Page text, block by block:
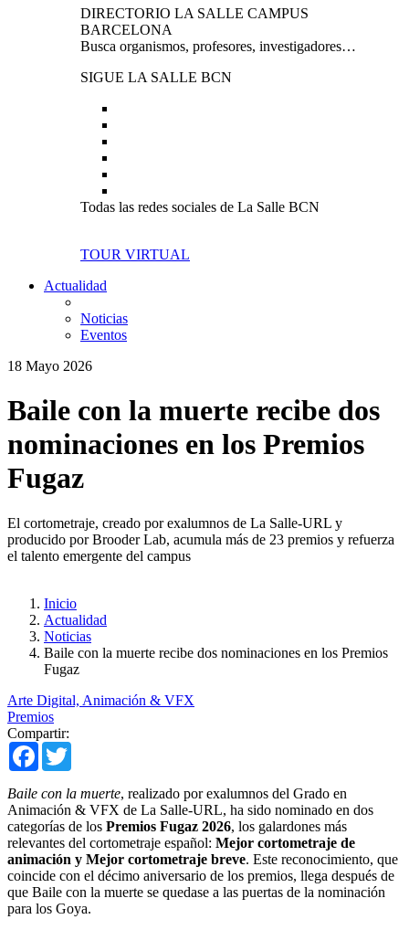
DIRECTORIO LA SALLE CAMPUS
BARCELONA
Busca organismos, profesores, investigadores…
SIGUE LA SALLE BCN
Todas las redes sociales de La Salle BCN
TOUR VIRTUAL
Actualidad
Noticias
Eventos
18 Mayo 2026
Baile con la muerte recibe dos
nominaciones en los Premios
Fugaz
El cortometraje, creado por exalumnos de La Salle-URL y
producido por Brooder Lab, acumula más de 23 premios y refuerza
el talento emergente del campus
Inicio
Actualidad
Noticias
Baile con la muerte recibe dos nominaciones en los Premios
Fugaz
Arte Digital, Animación & VFX
Premios
Compartir:
Facebook
Baile con la muerte, realizado por exalumnos del Grado en
Animación & VFX de La Salle-URL, ha sido nominado en dos
categorías de los Premios Fugaz 2026, los galardones más
relevantes del cortometraje español: Mejor cortometraje de
animación y Mejor cortometraje breve. Este reconocimiento, que
coincide con el décimo aniversario de los premios, llega después de
que Baile con la muerte se quedase a las puertas de la nominación
para los Goya.